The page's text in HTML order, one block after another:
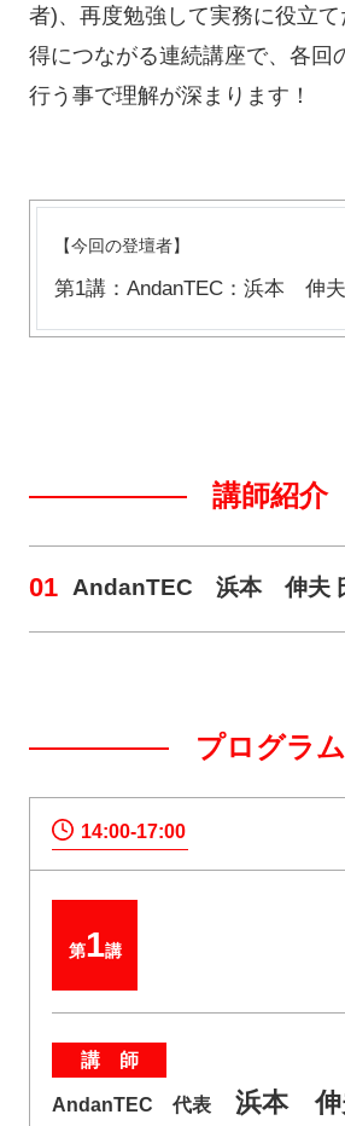
者)、再度勉強して実務に役立
得につながる連続講座で、各回
行う事で理解が深まります！
【今回の登壇者】
第1講：AndanTEC：浜本 伸夫
講師紹介
01 AndanTEC 浜本 伸夫
プログラム
14:00-17:00
第1講
講 師
AndanTEC 代表 浜本 伸